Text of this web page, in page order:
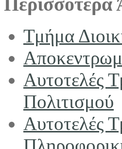
Τμήμα
Αυτοτελές
Πολιτισμού
Αυτοτελές